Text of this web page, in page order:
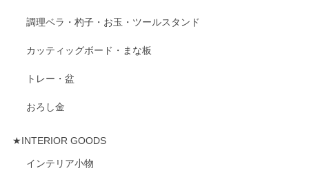
調理ベラ・杓子・お玉・ツールスタンド
カッティッグボード・まな板
トレー・盆
おろし金
★INTERIOR GOODS
インテリア小物